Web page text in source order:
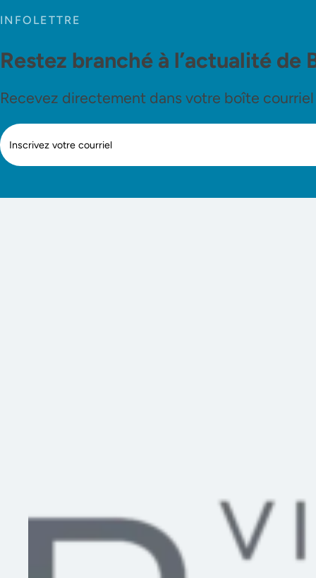
INFOLETTRE
Restez branché à l’actualité de
Recevez directement dans votre boîte